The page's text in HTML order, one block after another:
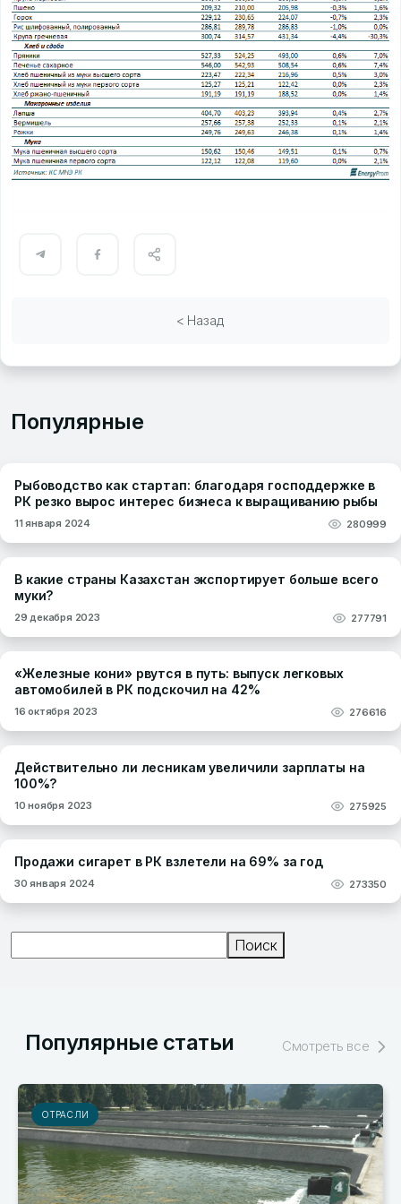
< Назад
Популярные
Рыбоводство как стартап: благодаря господдержке в
РК резко вырос интерес бизнеса к выращиванию рыбы
11 января 2024 280999
В какие страны Казахстан экспортирует больше всего
муки?
29 декабря 2023 277791
«Железные кони» рвутся в путь: выпуск легковых
автомобилей в РК подскочил на 42%
16 октября 2023 276616
Действительно ли лесникам увеличили зарплаты на
100%?
10 ноября 2023 275925
Продажи сигарет в РК взлетели на 69% за год
30 января 2024 273350
Поиск
Популярные статьи Смотреть все
РЫНКИ